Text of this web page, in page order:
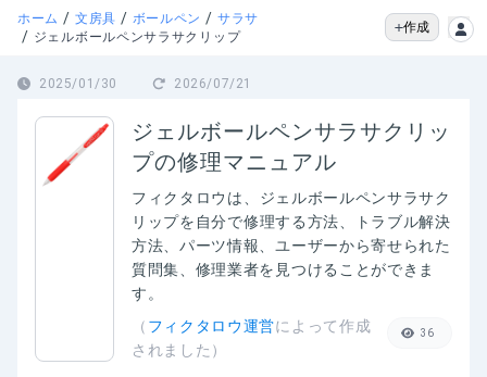
ホーム / 文房具 / ボールペン / サラサ
/ ジェルボールペンサラサクリップ
作成
2025/01/30 2026/07/21
ジェルボールペンサラサクリッ
プの修理マニュアル
フィクタロウは、 ジェルボールペンサラサク
リップを自分で修理する方法、トラブル解決
方法、パーツ情報、ユーザーから寄せられた
質問集、修理業者を見つけることができま
す。
（ フィクタロウ運営によって作成
されました）
36